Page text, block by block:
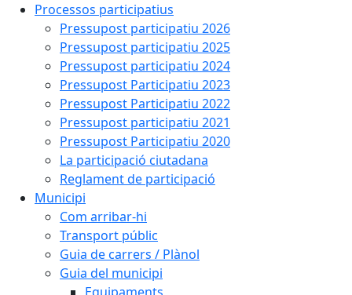
Processos participatius
Pressupost participatiu 2026
Pressupost participatiu 2025
Pressupost participatiu 2024
Pressupost Participatiu 2023
Pressupost Participatiu 2022
Pressupost participatiu 2021
Pressupost Participatiu 2020
La participació ciutadana
Reglament de participació
Municipi
Com arribar-hi
Transport públic
Guia de carrers / Plànol
Guia del municipi